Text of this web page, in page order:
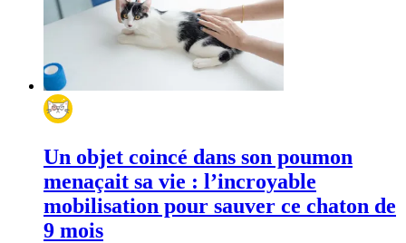
Un objet coincé dans son poumon
menaçait sa vie : l’incroyable
mobilisation pour sauver ce chaton de
9 mois